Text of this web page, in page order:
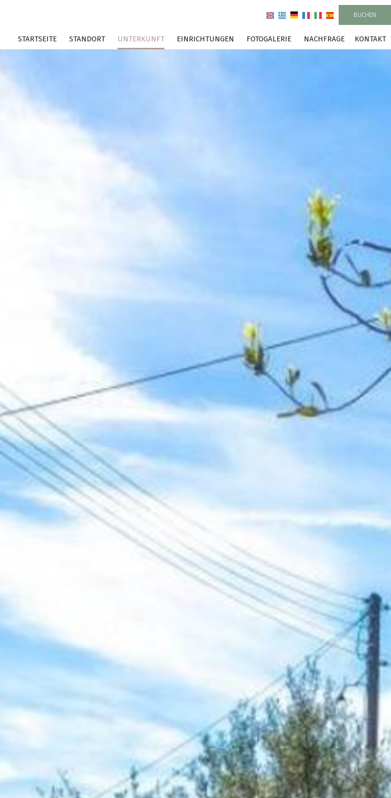
BUCHEN
STARTSEITE STANDORT UNTERKUNFT EINRICHTUNGEN FOTOGALERIE NACHFRAGE KONTAKT